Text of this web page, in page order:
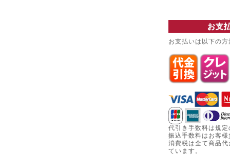
お支
お支払いは以下の
代引き手数料は規
振込手数料はお客
消費税は全て商品
ています。